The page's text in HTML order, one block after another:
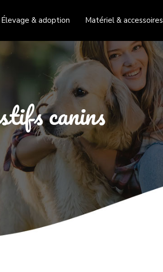
Élevage & adoption Matériel & accessoires
canins